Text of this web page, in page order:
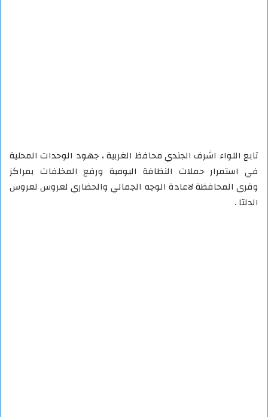
تابع اللواء اشرف الجندي محافظ الغربية ، جهود الوحدات المحلية
في استمرار حملات النظافة اليومية ورفع المخلفات بمراكز
وقرى المحافظة لاعادة الوجه الجمالي والحضاري لعروس لعروس
الدلتا .